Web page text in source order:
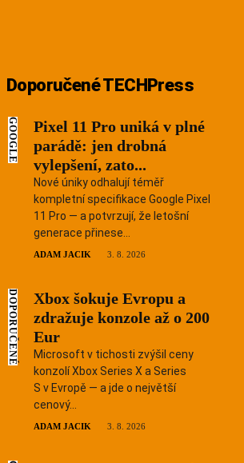
HLEDAT...
Android
Apple
Mobily Recenze
Doporučené TECHPress
GOOGLE
Pixel 11 Pro uniká v plné
parádě: jen drobná
vylepšení, zato...
Nové úniky odhalují téměř
kompletní specifikace Google Pixel
11 Pro — a potvrzují, že letošní
generace přinese...
ADAM JACIK 3. 8. 2026
DOPORUČENÉ
Xbox šokuje Evropu a
zdražuje konzole až o 200
Eur
Microsoft v tichosti zvýšil ceny
konzolí Xbox Series X a Series
S v Evropě — a jde o největší
cenový...
ADAM JACIK 3. 8. 2026